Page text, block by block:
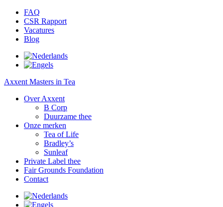
FAQ
CSR Rapport
Vacatures
Blog
Axxent Masters in Tea
Over Axxent
B Corp
Duurzame thee
Onze merken
Tea of Life
Bradley’s
Sunleaf
Private Label thee
Fair Grounds Foundation
Contact